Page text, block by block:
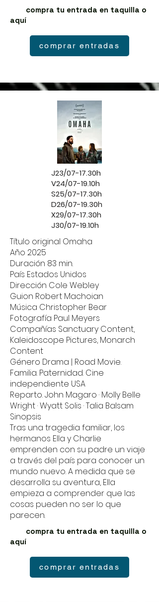
compra tu entrada en taquilla o
aquí
comprar entradas
J23/07-17.30h
V24/07-19.10h
S25/07-17.30h
D26/07-19.30h
X29/07-17.30h
J30/07-19.10h
Título original Omaha
Año 2025
Duración 83 min.
País Estados Unidos
Dirección Cole Webley
Guion Robert Machoian
Música Christopher Bear
Fotografía Paul Meyers
Compañías Sanctuary Content,
Kaleidoscope Pictures, Monarch
Content
Género Drama | Road Movie.
Familia. Paternidad. Cine
independiente USA
Reparto. John Magaro · Molly Belle
Wright · Wyatt Solis · Talia Balsam
Sinopsis
Tras una tragedia familiar, los
hermanos Ella y Charlie
emprenden con su padre un viaje
a través del país para conocer un
mundo nuevo. A medida que se
desarrolla su aventura, Ella
empieza a comprender que las
cosas pueden no ser lo que
parecen.
compra tu entrada en taquilla o
aquí
comprar entradas